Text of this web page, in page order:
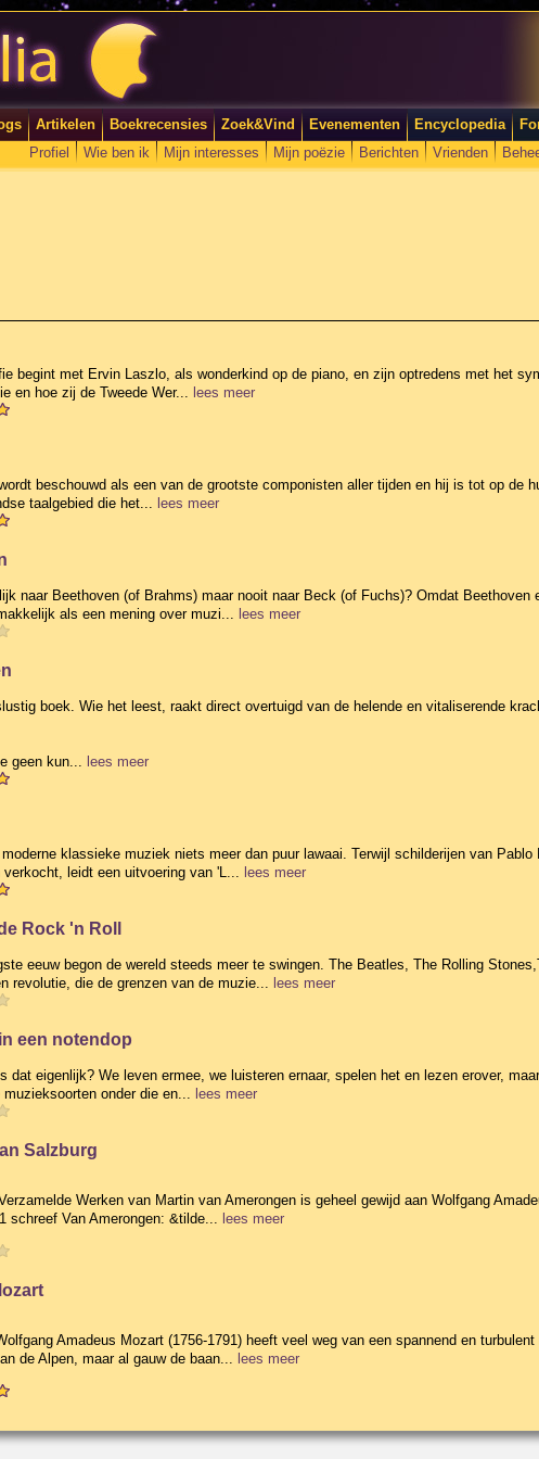
Artikelen Boekrecensies Zoek&Vind Evenementen Encyclopedia
Profiel
Wie ben ik Mijn interesses Mijn poëzie Berichten Vrienden
begint met Ervin Laszlo, als wonderkind op de piano, en zijn optredens met het
en hoe zij de Tweede Wer... lees meer
beschouwd als een van de grootste componisten aller tijden en hij is tot op de
taalgebied die het... lees meer
naar Beethoven (of Brahms) maar nooit naar Beck (of Fuchs)? Omdat
als een mening over muzi... lees meer
boek. Wie het leest, raakt direct overtuigd van de helende en vitaliserende
geen kun... lees meer
klassieke muziek niets meer dan puur lawaai. Terwijl schilderijen van
verkocht, leidt een uitvoering van 'L... lees meer
Rock 'n Roll
eeuw begon de wereld steeds meer te swingen. The Beatles, The Rolling
revolutie, die de grenzen van de muzie... lees meer
een notendop
dat eigenlijk? We leven ermee, we luisteren ernaar, spelen het en lezen erover,
onder die en... lees meer
Salzburg
Werken van Martin van Amerongen is geheel gewijd aan Wolfgang
schreef Van Amerongen: &tilde... lees meer
Amadeus Mozart (1756-1791) heeft veel weg van een spannend en
de Alpen, maar al gauw de baan... lees meer